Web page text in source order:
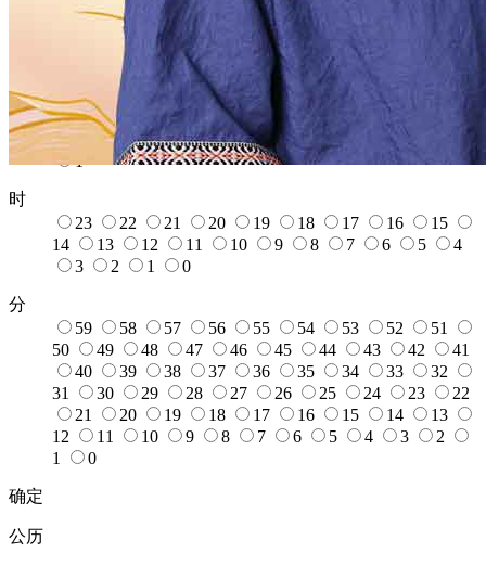
12
11 7
31
30 29 28 27 25 24
22
21 20 18 17
12
11 10 9 8 7 4
1
时
23
22 21 20 19 18 17 16
15
14
13 12 11 10 9 8 7 6 5
4
3
2 1 0
分
59
58 57 56 55 54 53 52
51
50
49 48 47 46 45 44 43 42
41
40
39 38 37 36 35 34 33
32
31
30 29 28 27 26 25 24 23
22
21
20 19 18 17 16 15 14
13
12
11 10 9 8 7 6 5 4 3
2
1
0
确定
公历